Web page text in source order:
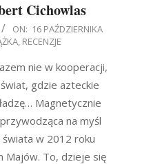
Cichowlas
ON: 16 PAŹDZIERNIKA
RECENZJE
nie w kooperacji,
gdzie azteckie
Magnetycznie
na myśl
w 2012 roku
Majów. To, dzieje się